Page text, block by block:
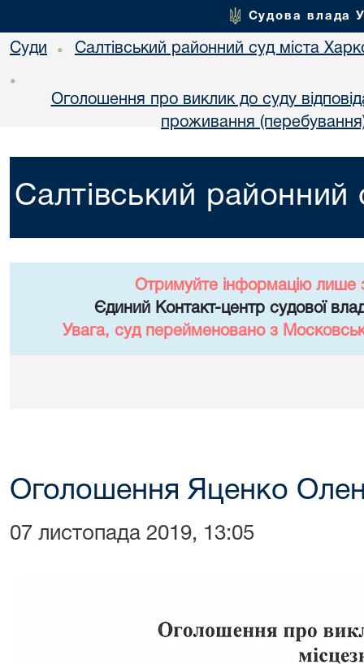
Судова влада
Суди • Салтівський районний суд міста
•
Оголошення про виклик до суду
проживання
Салтівський районний
Отримуйте інформацію лише
Єдиний Контакт-центр судової
Увага, суд перейменовано з
Оголошення Яценко
07 листопада 2019, 13:05